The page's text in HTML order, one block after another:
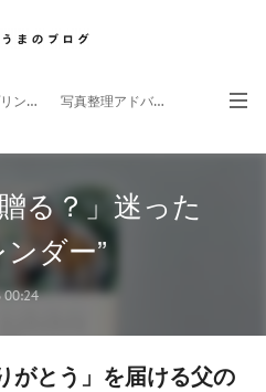
”しまうまプリント”サイト 写真整理アドバイザー
る？」迷った
ダー”
00:24
がとう」を届ける父の